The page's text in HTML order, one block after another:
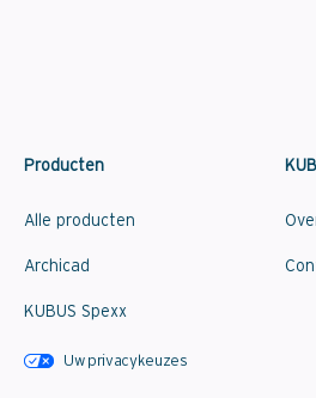
Producten
Alle producten
Archicad
KUBUS Spexx
Uw privacykeuzes